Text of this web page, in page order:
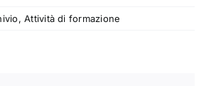
,Attività di formazione